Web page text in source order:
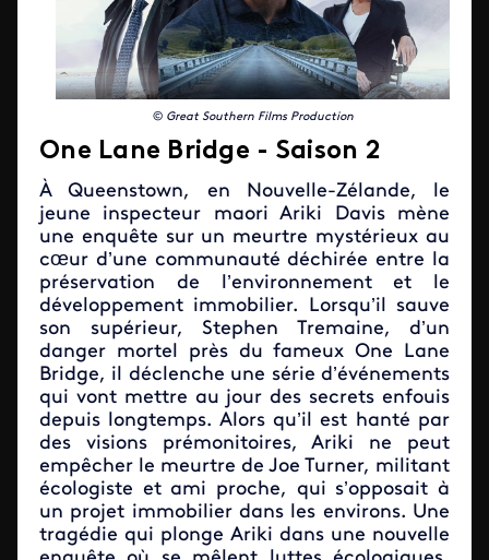
© Great Southern Films Production
One Lane Bridge - Saison 2
À Queenstown, en Nouvelle-Zélande, le
jeune inspecteur maori Ariki Davis mène
une enquête sur un meurtre mystérieux au
cœur d’une communauté déchirée entre la
préservation de l’environnement et le
développement immobilier. Lorsqu’il sauve
son supérieur, Stephen Tremaine, d’un
danger mortel près du fameux One Lane
Bridge, il déclenche une série d’événements
qui vont mettre au jour des secrets enfouis
depuis longtemps. Alors qu’il est hanté par
des visions prémonitoires, Ariki ne peut
empêcher le meurtre de Joe Turner, militant
écologiste et ami proche, qui s’opposait à
un projet immobilier dans les environs. Une
tragédie qui plonge Ariki dans une nouvelle